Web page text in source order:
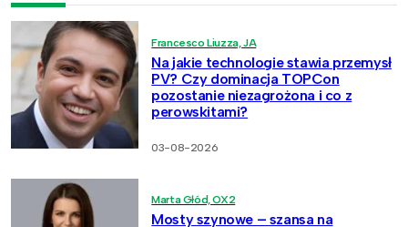
Francesco Liuzza, JA
Na jakie technologie stawia przemysł
PV? Czy dominacja TOPCon
pozostanie niezagrożona i co z
perowskitami?
03-08-2026
Marta Głód, OX2
Mosty szynowe – szansa na